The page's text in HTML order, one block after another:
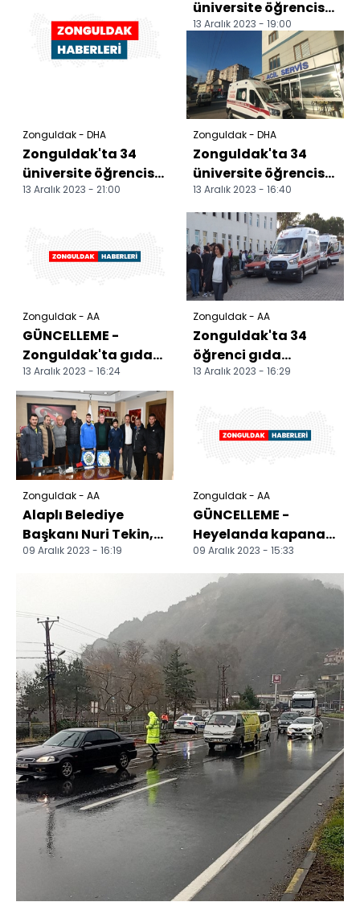
Zonguldak - DHA
Zonguldak'ta 34
üniversite öğrencisi
gıda zehirlenmesi
13 Aralık 2023 - 21:00
üniversite öğrencisi
gıda zehirlenmesi
tedaviye...
13 Aralık 2023 - 19:00
Zonguldak - DHA
Zonguldak'ta 34
üniversite öğrencisi
gıda zehirlenmesi
şüphesiyle
tedaviye...
13 Aralık 2023 - 16:40
Zonguldak - AA
GÜNCELLEME -
Zonguldak'ta gıda
zehirlenmesi
şüphesiyle
hastaneye
kaldırılan...
13 Aralık 2023 - 16:24
Zonguldak - AA
Zonguldak'ta 34
öğrenci gıda
zehirlenmesi
13 Aralık 2023 - 16:29
Zonguldak - AA
Alaplı Belediye
Başkanı Nuri Tekin,
şampiyon güreşçiyi
09 Aralık 2023 - 16:19
Zonguldak - AA
GÜNCELLEME -
Heyelanda kapanan
Zonguldak-Alaplı
kara yolunda ulaşım
tek şer...
09 Aralık 2023 - 15:33